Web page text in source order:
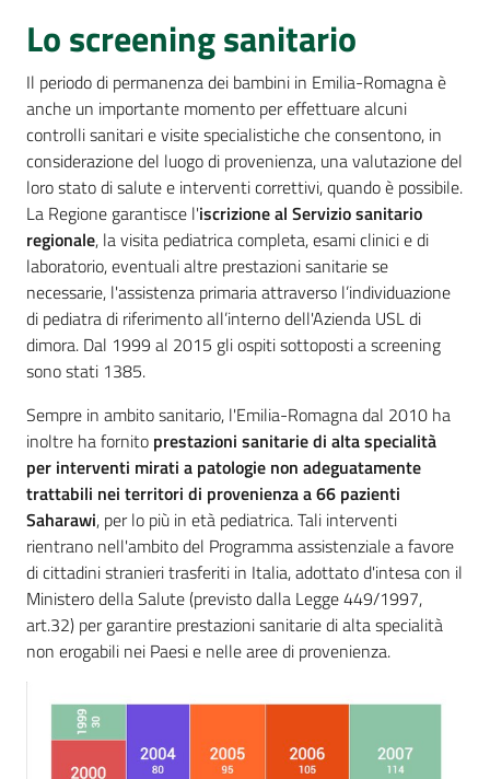
Lo screening sanitario
Il periodo di permanenza dei bambini in Emilia-Romagna è
anche un importante momento per effettuare alcuni
controlli sanitari e visite specialistiche che consentono, in
considerazione del luogo di provenienza, una valutazione del
loro stato di salute e interventi correttivi, quando è possibile.
La Regione garantisce l'iscrizione al Servizio sanitario
regionale, la visita pediatrica completa, esami clinici e di
laboratorio, eventuali altre prestazioni sanitarie se
necessarie, l'assistenza primaria attraverso l’individuazione
di pediatra di riferimento all’interno dell'Azienda USL di
dimora. Dal 1999 al 2015 gli ospiti sottoposti a screening
sono stati 1385.
Sempre in ambito sanitario, l'Emilia-Romagna dal 2010 ha
inoltre ha fornito prestazioni sanitarie di alta specialità
per interventi mirati a patologie non adeguatamente
trattabili nei territori di provenienza a 66 pazienti
Saharawi, per lo più in età pediatrica. Tali interventi
rientrano nell'ambito del Programma assistenziale a favore
di cittadini stranieri trasferiti in Italia, adottato d'intesa con il
Ministero della Salute (previsto dalla Legge 449/1997,
art.32) per garantire prestazioni sanitarie di alta specialità
non erogabili nei Paesi e nelle aree di provenienza.